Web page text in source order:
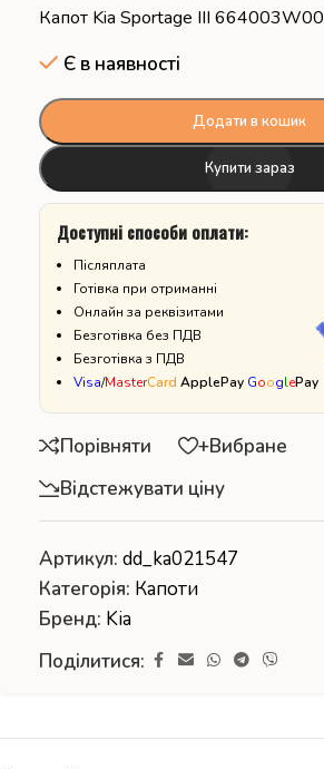
Капот Kia Sportage III
Є в наявності
Додати в кошик
Купити зараз
Доступні способи оплати:
Післяплата
Готівка при отриманні
Онлайн за реквізитами
Безготівка без ПДВ
Безготівка з ПДВ
Visa/MasterCard ApplePay GooglePay
Порівняти
+Вибране
Відстежувати ціну
Артикул: dd_ka021547
Категорія: Капоти
Бренд: Kia
Поділитися: